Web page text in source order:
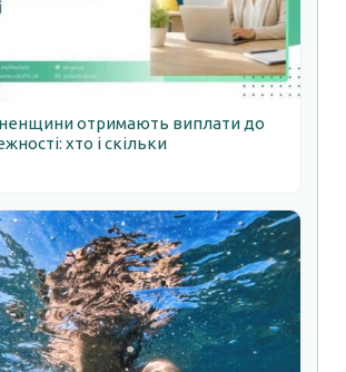
отримають виплати до
хто і скільки